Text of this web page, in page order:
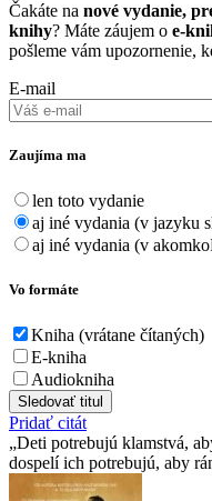
Čakáte na nové vydanie,
knihy? Máte záujem o e-
pošleme vám upozornenie,
E-mail
Zaujíma ma
len toto vydanie
aj iné vydania (v jazyku
aj iné vydania (v
Vo formáte
Kniha (vrátane čítaných)
E-kniha
Audiokniha
Sledovať titul
Pridať citát
Deti potrebujú klamstvá,
dospelí ich potrebujú, aby